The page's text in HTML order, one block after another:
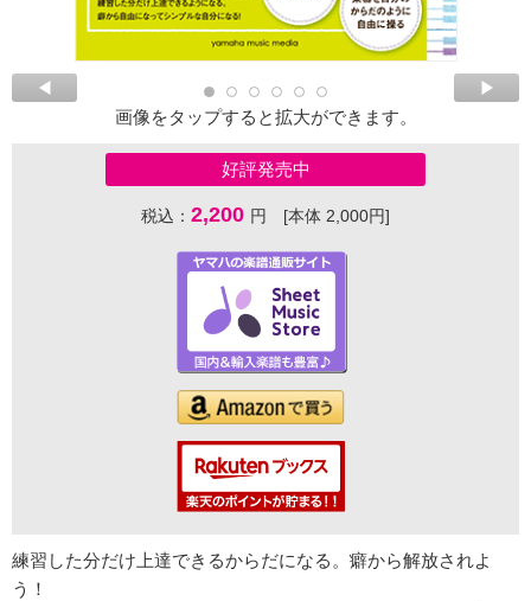
画像をタップすると拡大ができます。
好評発売中
税込： 2,200 円 [本体 2,000円]
練習した分だけ上達できるからだになる。癖から解放されよ
う！